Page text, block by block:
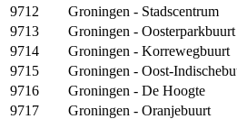
9712
Groningen - Stadscentrum
9713
Groningen - Oosterparkbuurt
9714
Groningen - Korrewegbuurt
9715
Groningen - Oost-
9716
Groningen - De Hoogte
9717
Groningen - Oranjebuurt